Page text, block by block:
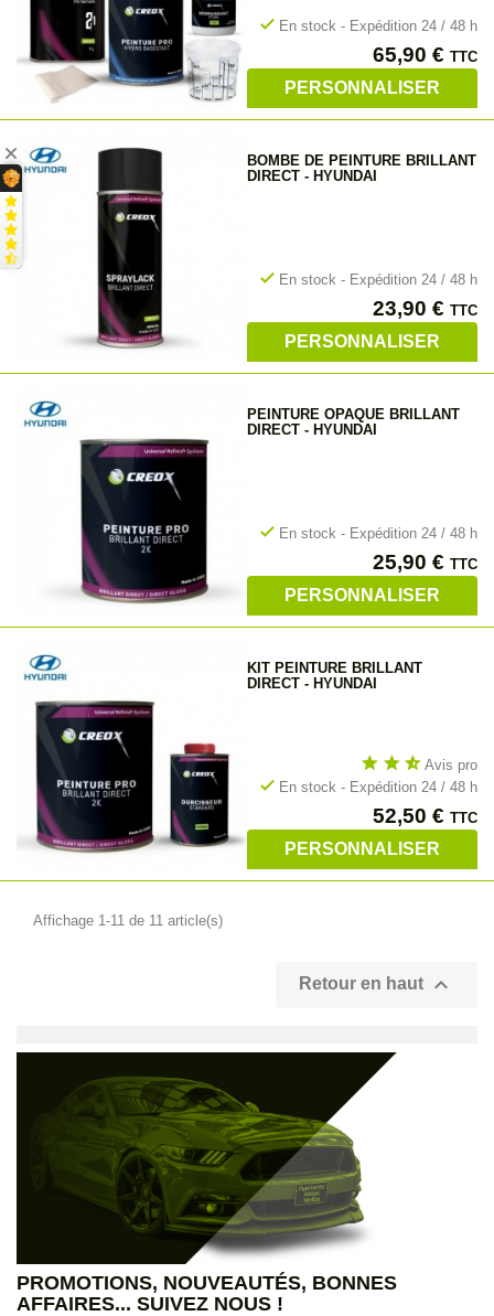
check En stock - Expédition 24 / 48 h
Prix
65,90 € TTC
PERSONNALISER
BOMBE DE PEINTURE BRILLANT
DIRECT - HYUNDAI
check En stock - Expédition 24 / 48 h
Prix
23,90 € TTC
PERSONNALISER
PEINTURE OPAQUE BRILLANT
DIRECT - HYUNDAI
check En stock - Expédition 24 / 48 h
Prix
25,90 € TTC
PERSONNALISER
KIT PEINTURE BRILLANT
DIRECT - HYUNDAI
star star star_half Avis pro
check En stock - Expédition 24 / 48 h
Prix
52,50 € TTC
PERSONNALISER
Affichage 1-11 de 11 article(s)
Retour en haut 
PROMOTIONS, NOUVEAUTÉS, BONNES
AFFAIRES... SUIVEZ NOUS !